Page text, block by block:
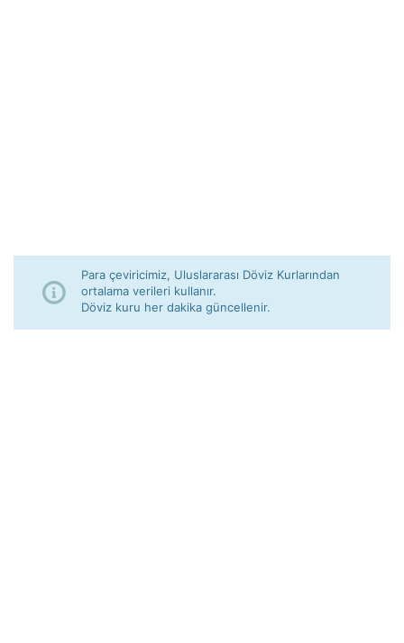
Para çeviricimiz, Uluslararası Döviz Kurlarından
ortalama verileri kullanır.
Döviz kuru her dakika güncellenir.